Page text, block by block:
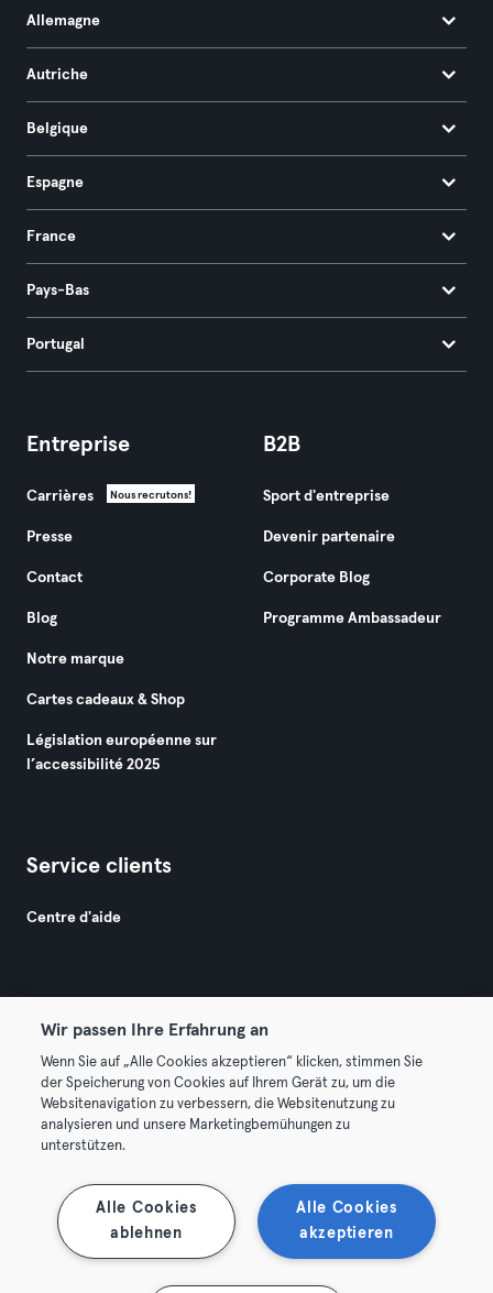
Allemagne
Autriche
Belgique
Espagne
France
Pays-Bas
Portugal
Entreprise
Carrières Nous recrutons!
Presse
Contact
Blog
Notre marque
Cartes cadeaux & Shop
Législation européenne sur
l’accessibilité 2025
B2B
Sport d'entreprise
Devenir partenaire
Corporate Blog
Programme Ambassadeur
Service clients
Centre d'aide
© 2026 Urban Sports Group GmbH. All rights reserved.
Conditions générales Politique de confidentialité
Mentions légales
Se rétracter ici
Wir passen Ihre Erfahrung an
Wenn Sie auf „Alle Cookies akzeptieren“ klicken, stimmen Sie
der Speicherung von Cookies auf Ihrem Gerät zu, um die
Websitenavigation zu verbessern, die Websitenutzung zu
analysieren und unsere Marketingbemühungen zu
unterstützen.
Alle Cookies
akzeptieren
Alle Cookies
ablehnen